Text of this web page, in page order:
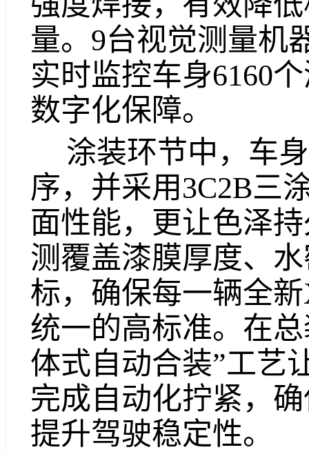
量。9台视觉测量机
实时监控车身6160
数字化保障。
涂装环节中，车
序，并采用3C2B三
面性能，更让色泽
测覆盖漆膜厚度、
标，确保每一辆全
统一的高标准。在
体式自动合装”工艺
完成自动化拧紧，
提升驾驶稳定性。